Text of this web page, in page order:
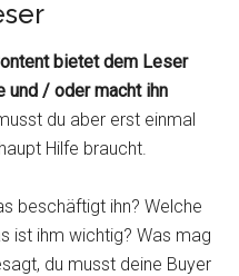
bietet dem Leser
und / oder macht ihn
du aber erst einmal
Hilfe braucht.
beschäftigt ihn? Welche
ist ihm wichtig? Was mag
du musst deine Buyer